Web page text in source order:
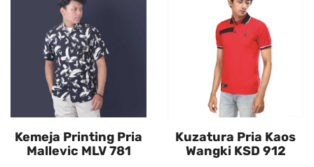
Kemeja Printing Pria
Mallevic MLV 781
Kuzatura Pria Kaos
Wangki KSD 912